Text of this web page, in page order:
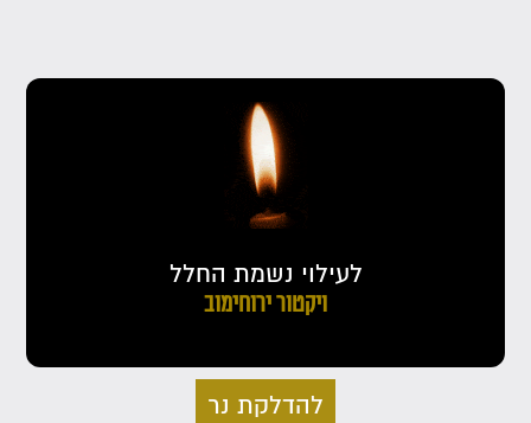
לעילוי נשמת החלל
ויקטור ירוחימוב
להדלקת נר